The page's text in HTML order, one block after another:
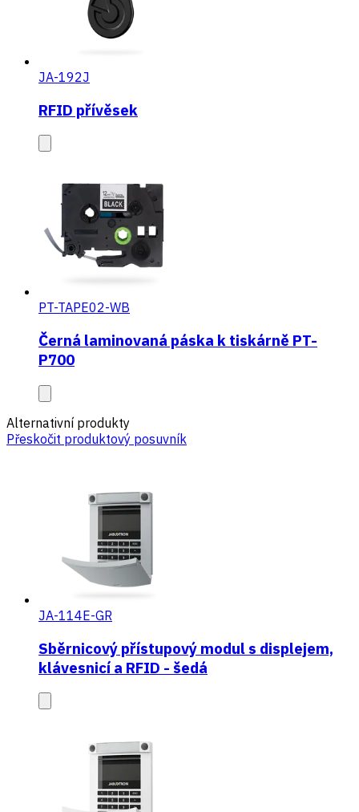
JA-192J
RFID přívěsek
PT-TAPE02-WB
Černá laminovaná páska k tiskárně PT-
P700
Alternativní produkty
Přeskočit produktový posuvník
JA-114E-GR
Sběrnicový přístupový modul s displejem,
klávesnicí a RFID - šedá